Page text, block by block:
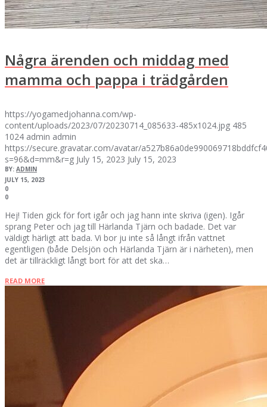
Några ärenden och middag med
mamma och pappa i trädgården
https://yogamedjohanna.com/wp-
content/uploads/2023/07/20230714_085633-485x1024.jpg 485
1024 admin admin
https://secure.gravatar.com/avatar/
s=96&d=mm&r=g July 15, 2023 July 15, 2023
BY: ADMIN
JULY 15, 2023
0
0
Hej! Tiden gick för fort igår och jag hann inte skriva (igen). Igår
sprang Peter och jag till Härlanda Tjärn och badade. Det var
väldigt härligt att bada. Vi bor ju inte så långt ifrån vattnet
egentligen (både Delsjön och Härlanda Tjärn är i närheten), men
det är tillräckligt långt bort för att det ska…
READ MORE